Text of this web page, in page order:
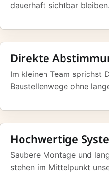
dauerhaft sichtbar bleiben.
Direkte
Im kleinen Team sprichst
Baustellenwege ohne
Hochwertige
Saubere Montage und
stehen im Mittelpunkt